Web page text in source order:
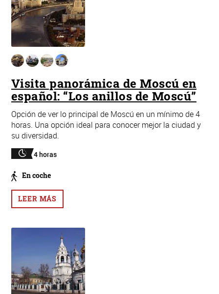
Visita panorámica de Moscú en
español: “Los anillos de Moscú”
Opción de ver lo principal de Moscú en un mínimo de 4
horas. Una opción ideal para conocer mejor la ciudad y
su diversidad.
4 horas
En coche
LEER MÁS